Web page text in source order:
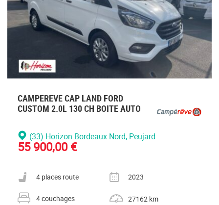
CAMPEREVE CAP LAND FORD
CUSTOM 2.0L 130 CH BOITE AUTO
(33) Horizon Bordeaux Nord, Peujard
55 900,00 €
Nombre de places carte grise
4 places route
Année
2023
Nombre de couchages
4 couchages
Kilométrage
27162 km